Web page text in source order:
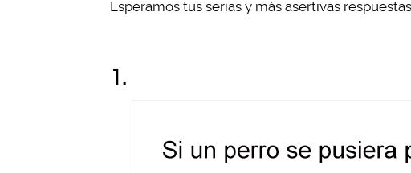
Esperamos tus serias y más asertivas
1.